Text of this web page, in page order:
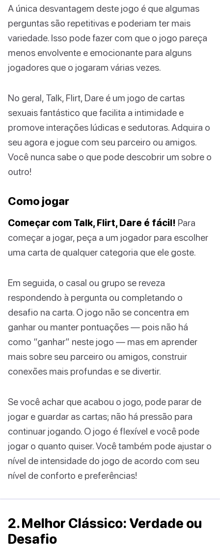
A única desvantagem deste jogo é que algumas
perguntas são repetitivas e poderiam ter mais
variedade. Isso pode fazer com que o jogo pareça
menos envolvente e emocionante para alguns
jogadores que o jogaram várias vezes.
No geral, Talk, Flirt, Dare é um jogo de cartas
sexuais fantástico que facilita a intimidade e
promove interações lúdicas e sedutoras. Adquira o
seu agora e jogue com seu parceiro ou amigos.
Você nunca sabe o que pode descobrir um sobre o
outro!
Como jogar
Começar com Talk, Flirt, Dare é fácil! Para
começar a jogar, peça a um jogador para escolher
uma carta de qualquer categoria que ele goste.
Em seguida, o casal ou grupo se reveza
respondendo à pergunta ou completando o
desafio na carta. O jogo não se concentra em
ganhar ou manter pontuações — pois não há
como “ganhar” neste jogo — mas em aprender
mais sobre seu parceiro ou amigos, construir
conexões mais profundas e se divertir.
Se você achar que acabou o jogo, pode parar de
jogar e guardar as cartas; não há pressão para
continuar jogando. O jogo é flexível e você pode
jogar o quanto quiser. Você também pode ajustar o
nível de intensidade do jogo de acordo com seu
nível de conforto e preferências!
2. Melhor Clássico: Verdade ou
Desafio